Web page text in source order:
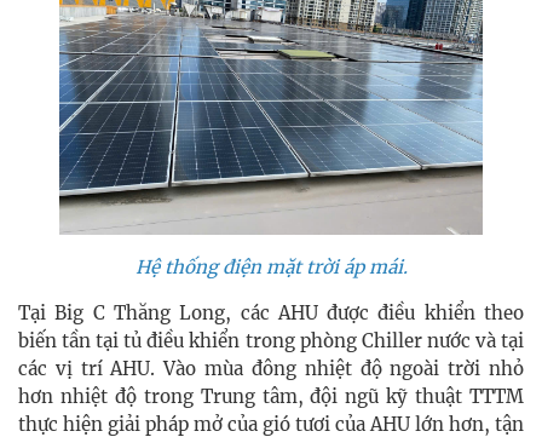
Hệ thống điện mặt trời áp mái.
Tại Big C Thăng Long, các AHU được điều khiển theo
biến tần tại tủ điều khiển trong phòng Chiller nước và tại
các vị trí AHU. Vào mùa đông nhiệt độ ngoài trời nhỏ
hơn nhiệt độ trong Trung tâm, đội ngũ kỹ thuật TTTM
thực hiện giải pháp mở của gió tươi của AHU lớn hơn, tận